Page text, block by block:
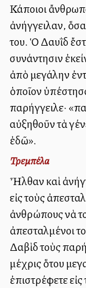
Κάποιοι
ἀνήγγειλαν,
του. Ὁ Δαυῒδ
συνάντησιν
ἀπὸ μεγάλην
ὁποῖον
παρήγγειλε·
αὐξηθοῦν τὰ
ἐδῶ».
Τρεμπέλα
Ἦλθαν καὶ
εἰς τοὺς
ἀνθρώπους νὰ
ἀπεσταλμένοι
Δαβὶδ τοὺς
μέχρις ὅτου
ἐπιστρέφετε